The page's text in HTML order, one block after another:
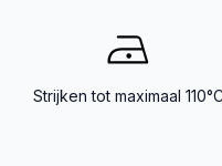
Strijken tot maximaal